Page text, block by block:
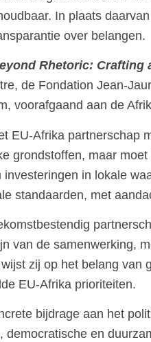
In plaats
over belangen.
Rhetoric: Crafting
, de Fondation Jean-
voorafgaand aan de
EU-Afrika
grondstoffen, maar
in lokale
standaarden, met
van de samenwerking,
zij op het belang
EU-Afrika prioriteiten.
bijdrage aan het
en